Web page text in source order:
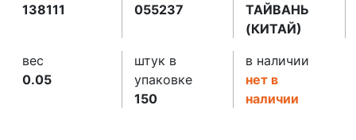
138111
055237
ТАЙВАНЬ
(КИТАЙ)
вес
0.05
штук в
упаковке
150
в наличии
нет в
наличии